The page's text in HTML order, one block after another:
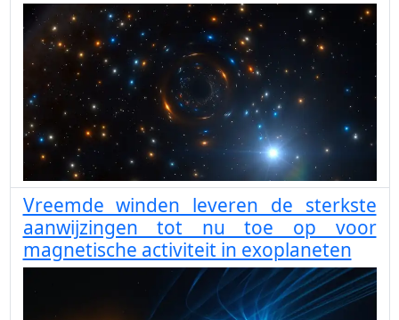
Vreemde winden leveren de sterkste
aanwijzingen tot nu toe op voor
magnetische activiteit in exoplaneten